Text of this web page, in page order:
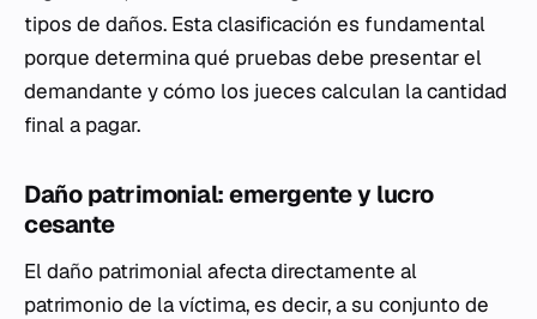
tipos de daños. Esta clasificación es fundamental
porque determina qué pruebas debe presentar el
demandante y cómo los jueces calculan la cantidad
final a pagar.
Daño patrimonial: emergente y lucro
cesante
El daño patrimonial afecta directamente al
patrimonio de la víctima, es decir, a su conjunto de